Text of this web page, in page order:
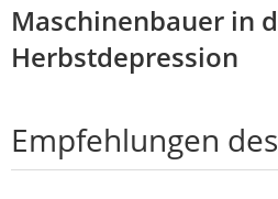
Maschinenbauer in
Herbstdepression
Empfehlungen